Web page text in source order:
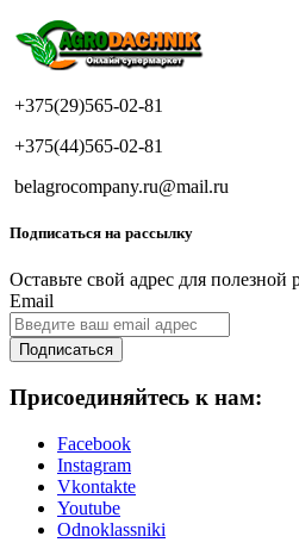
+375(29)565-02-81
+375(44)565-02-81
belagrocompany.ru@mail.ru
Подписаться на рассылку
Оставьте свой адрес для полезной
Email
Подписаться
Присоединяйтесь к нам:
Facebook
Instagram
Vkontakte
Youtube
Odnoklassniki